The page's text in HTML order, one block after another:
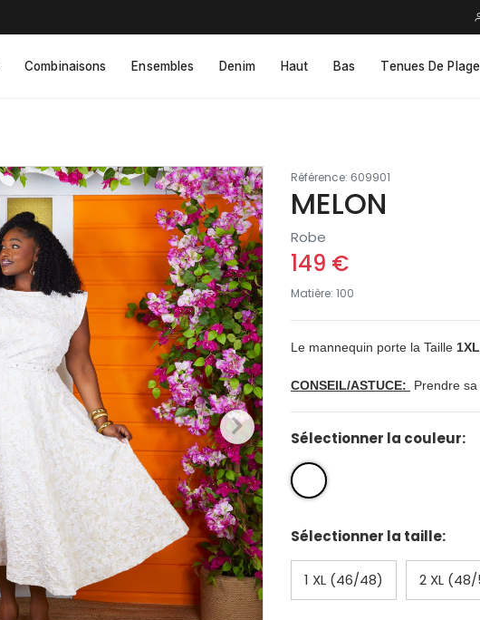
Combinaisons Ensembles Denim Haut Bas Tenues De Plage
Référence: 609901
MELON
Robe
149 €
Matière: 100
Le mannequin porte la Taille 1XL
CONSEIL/ASTUCE: Prendre
Sélectionner la couleur:
Sélectionner la taille:
1 XL (46/48) 2 XL